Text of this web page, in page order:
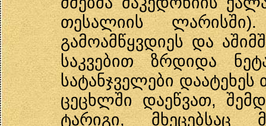
თესალიის
გამოამწყვდიეს და
საკვებით ზრდიდა
სატანჯველები
ცეცხლში დაეწვათ,
ტარიგი, მხეცებსაც